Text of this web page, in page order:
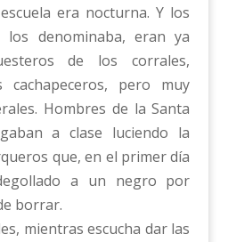
era nocturna. Y los
los denominaba, eran ya
de los corrales,
cachapeceros, pero muy
Hombres de la Santa
a clase luciendo la
que, en el primer día
a un negro por
borrar.
mientras escucha dar las